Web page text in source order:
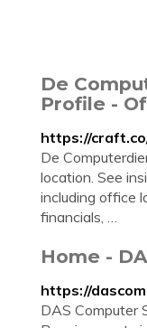
De
Profile -
https://
De
location. See
including office
financials, …
Home -
https://
DAS Computer